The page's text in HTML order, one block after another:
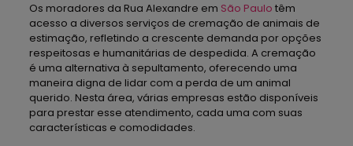
Os moradores da Rua Alexandre em São Paulo têm
acesso a diversos serviços de cremação de animais de
estimação, refletindo a crescente demanda por opções
respeitosas e humanitárias de despedida. A cremação
é uma alternativa à sepultamento, oferecendo uma
maneira digna de lidar com a perda de um animal
querido. Nesta área, várias empresas estão disponíveis
para prestar esse atendimento, cada uma com suas
características e comodidades.